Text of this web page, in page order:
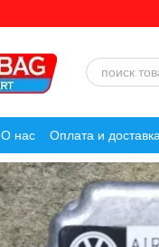
О нас Оплата и доставка